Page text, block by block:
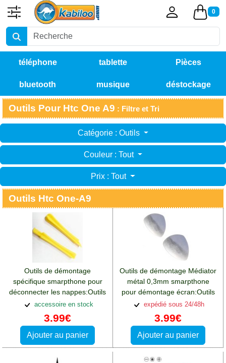
0
téléphone tablette Pièces
détachées
bluetooth musique déstockage
Outils Pour Htc One A9 : Filtre et Tri
Catégorie : Outils
Couleur : Tout
Prix : Tout
Outils Htc One-A9
Outils de démontage
spécifique smarpthone pour
déconnecter les nappes:Outils
Htc One A9
accessoire en stock
3.99€
Ajouter au panier
Outils de démontage Médiator
métal 0,3mm smarpthone
pour démontage écran:Outils
Htc One A9
expédié sous 24/48h
3.99€
Ajouter au panier